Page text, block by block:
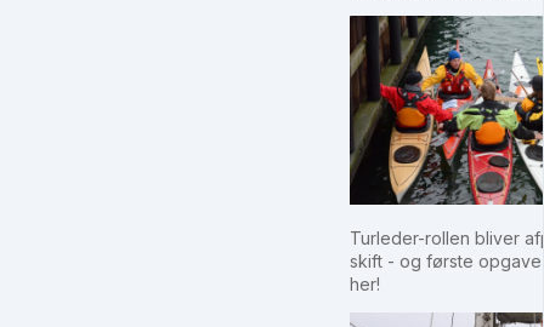
Turleder-rollen bliver
skift - og første
her!